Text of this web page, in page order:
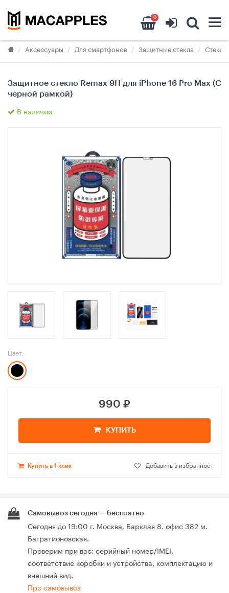
0
Аксессуары Для смартфонов Защитные стекла
Защитное стекло Remax 9Н для iPhone 16 Pro Max (С
черной рамкой)
В наличии
Цвет:
990 ₽
КУПИТЬ
Купить в 1 клик Добавить в избранное
Самовывоз сегодня — бесплатно
Сегодня до 19:00 г. Москва, Барклая 8. офис 382 м.
Багратионовская.
Проверим при вас: серийный номер/IMEI,
соответствие коробки и устройства, комплектацию и
внешний вид.
Про самовывоз